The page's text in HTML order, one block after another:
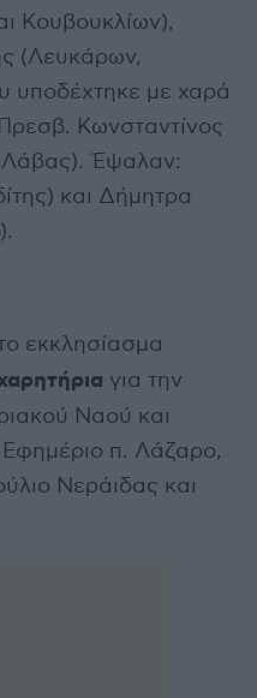
Κουβουκλίων),
(Λευκάρων,
υποδέχτηκε με χαρά
Κωνσταντίνος
Λάβας). Έψαλαν:
και Δήμητρα
εκκλησίασμα
για την
Ναού και
Εφημέριο π. Λάζαρο,
Νεράιδας και